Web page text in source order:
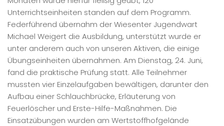
Unterrichtseinheiten standen auf dem Programm.
Federführend übernahm der Wiesenter Jugendwart
Michael Weigert die Ausbildung, unterstützt wurde er
unter anderem auch von unseren Aktiven, die einige
Übungseinheiten übernahmen. Am Dienstag, 24. Juni,
fand die praktische Prüfung statt. Alle Teilnehmer
mussten vier Einzelaufgaben bewältigen, darunter den
Aufbau einer Schlauchbrücke, Erläuterung von
Feuerlöscher und Erste-Hilfe-Maßnahmen. Die
Einsatzübungen wurden am Wertstoffhofgelände